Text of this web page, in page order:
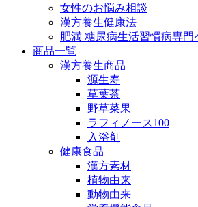
女性のお悩み相談
漢方養生健康法
肥満 糖尿病生活習慣病専門
商品一覧
漢方養生商品
源生寿
草葉茶
野草菜果
ラフィノース100
入浴剤
健康食品
漢方素材
植物由来
動物由来